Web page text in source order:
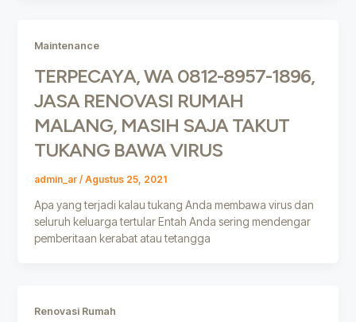
Maintenance
TERPECAYA, WA 0812-8957-1896,
JASA RENOVASI RUMAH
MALANG, MASIH SAJA TAKUT
TUKANG BAWA VIRUS
admin_ar / Agustus 25, 2021
Apa yang terjadi kalau tukang Anda membawa virus dan
seluruh keluarga tertular Entah Anda sering mendengar
pemberitaan kerabat atau tetangga
Renovasi Rumah